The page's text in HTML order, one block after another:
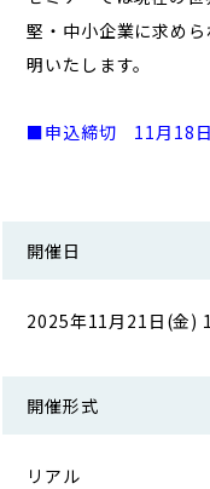
堅・中小企業に求め
明いたします。
■申込締切 11月18
開催日
2025年11月21日(金)
開催形式
リアル